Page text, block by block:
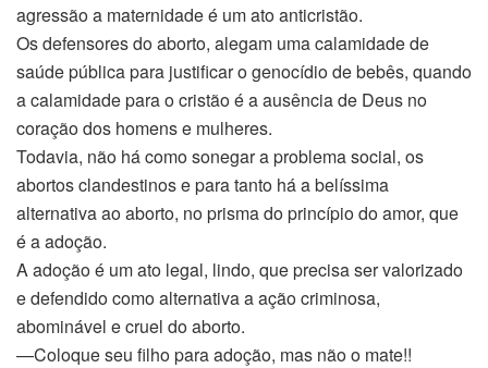
agressão a maternidade é um ato anticristão.
Os defensores do aborto, alegam uma calamidade de
saúde pública para justificar o genocídio de bebês, quando
a calamidade para o cristão é a ausência de Deus no
coração dos homens e mulheres.
Todavia, não há como sonegar a problema social, os
abortos clandestinos e para tanto há a belíssima
alternativa ao aborto, no prisma do princípio do amor, que
é a adoção.
A adoção é um ato legal, lindo, que precisa ser valorizado
e defendido como alternativa a ação criminosa,
abominável e cruel do aborto.
—Coloque seu filho para adoção, mas não o mate!!